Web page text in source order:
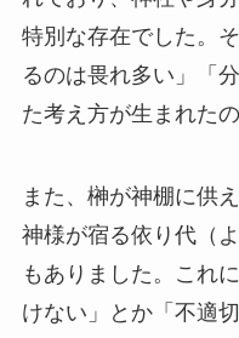
特別な存在でした。
るのは畏れ多い」「
た考え方が生まれたの
また、榊が神棚に供
神様が宿る依り代（
もありました。これ
けない」とか「不適